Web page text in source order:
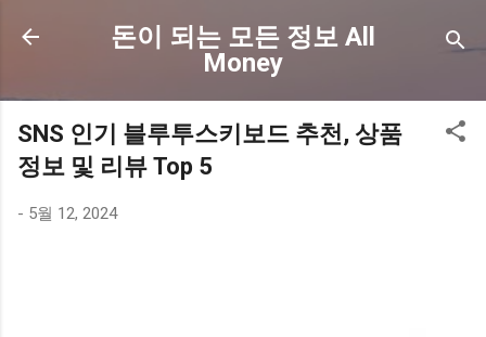
기본 콘텐츠로 건너뛰기
돈이 되는 모든 정보 All
Money
SNS 인기 블루투스키보드 추천, 상품
정보 및 리뷰 Top 5
- 5월 12, 2024